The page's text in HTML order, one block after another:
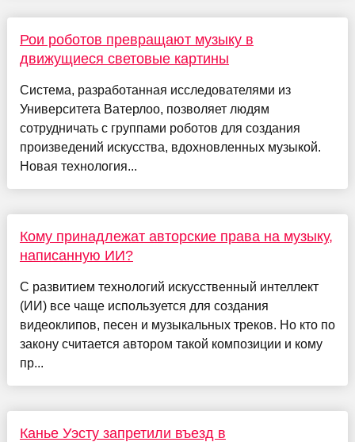
Рои роботов превращают музыку в
движущиеся световые картины
Система, разработанная исследователями из
Университета Ватерлоо, позволяет людям
сотрудничать с группами роботов для создания
произведений искусства, вдохновленных музыкой.
Новая технология...
Кому принадлежат авторские права на музыку,
написанную ИИ?
С развитием технологий искусственный интеллект
(ИИ) все чаще используется для создания
видеоклипов, песен и музыкальных треков. Но кто по
закону считается автором такой композиции и кому
пр...
Канье Уэсту запретили въезд в